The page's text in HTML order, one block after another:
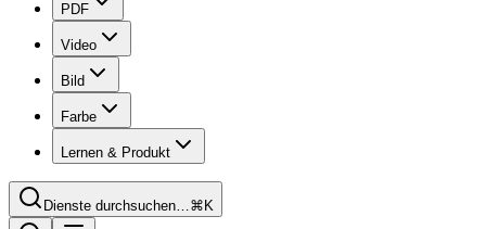
PDF
Video
Bild
Farbe
Lernen & Produkt
Dienste durchsuchen…⌘K